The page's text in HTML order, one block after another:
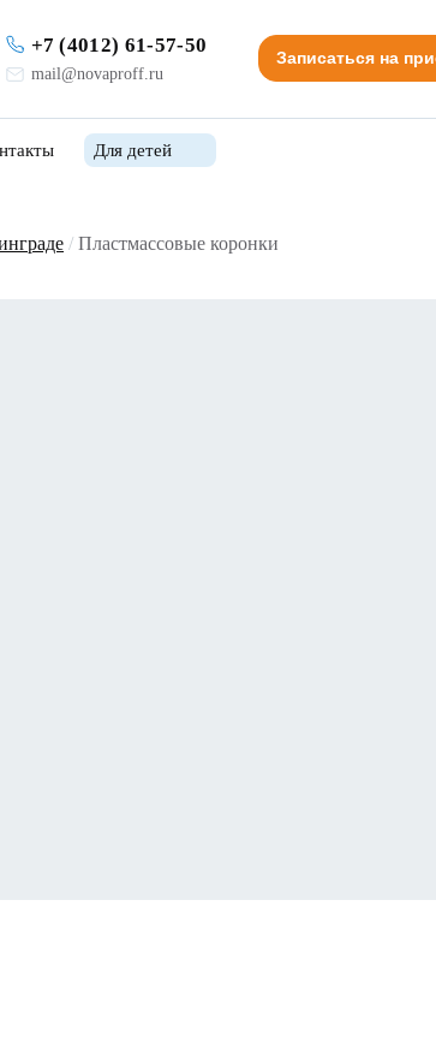
+7 (4012) 61-57-50
mail@novaproff.ru
Записаться на
Для детей
/ Пластмассовые коронки